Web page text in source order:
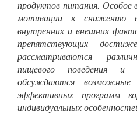
продуктов питания. Особое
мотивации к снижению
внутренних и внешних
препятствующих
рассматриваются
пищевого поведения
обсуждаются
эффективных программ
индивидуальных